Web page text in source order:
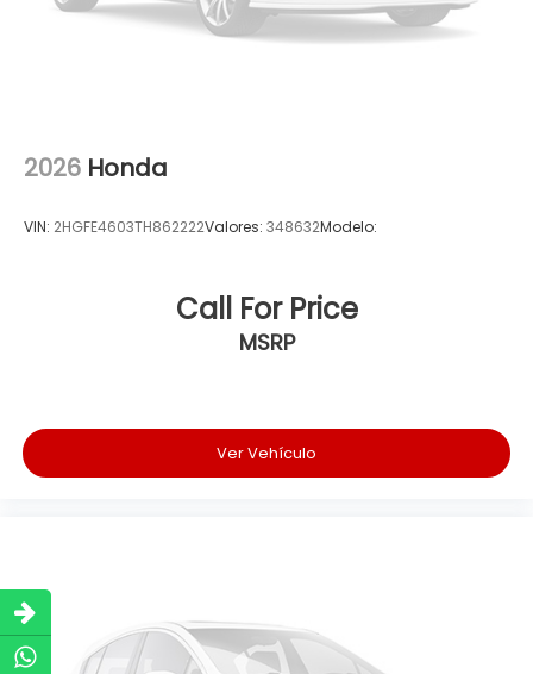
2026 Honda
VIN: 2HGFE4603TH862222Valores: 348632Modelo:
Call For Price
MSRP
Ver Vehículo